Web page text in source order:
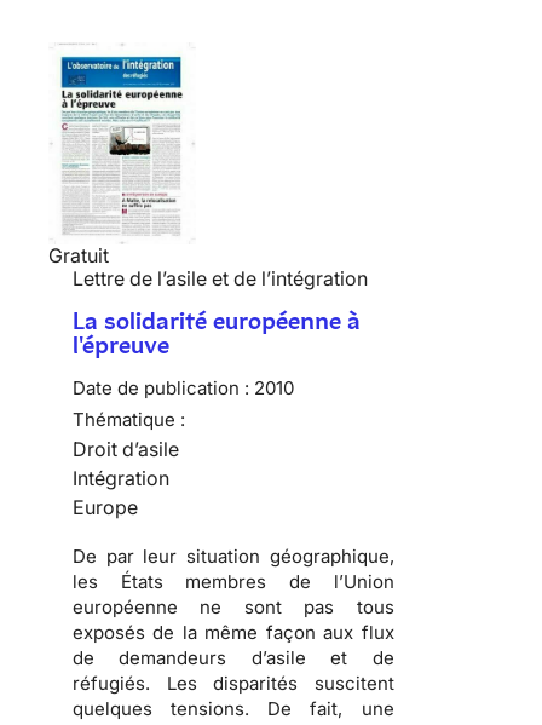
Gratuit
Lettre de l’asile et de l’intégration
La solidarité européenne à
l'épreuve
Date de publication : 2010
Thématique :
Droit d’asile
Intégration
Europe
De par leur situation géographique,
les États membres de l’Union
européenne ne sont pas tous
exposés de la même façon aux flux
de demandeurs d’asile et de
réfugiés. Les disparités suscitent
quelques tensions. De fait, une